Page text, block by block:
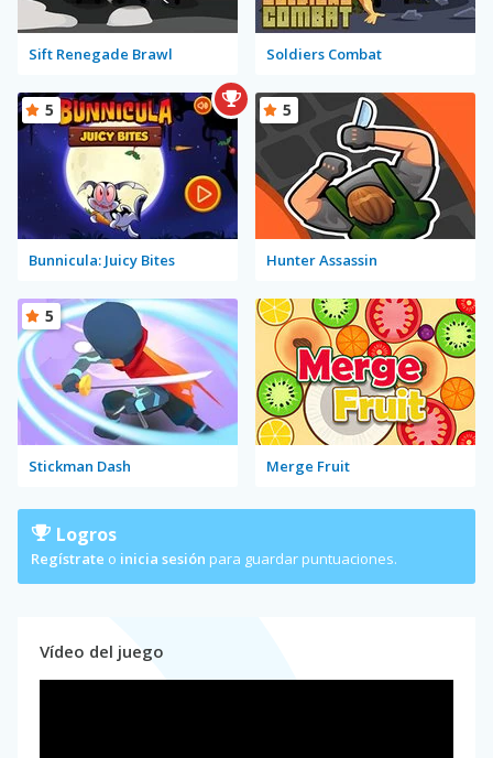
Sift Renegade Brawl Soldiers Combat
Bunnicula: Juicy Bites
5
Hunter Assassin
5
Stickman Dash
5
Merge Fruit
Logros
Regístrate o inicia sesión para guardar puntuaciones.
Vídeo del juego